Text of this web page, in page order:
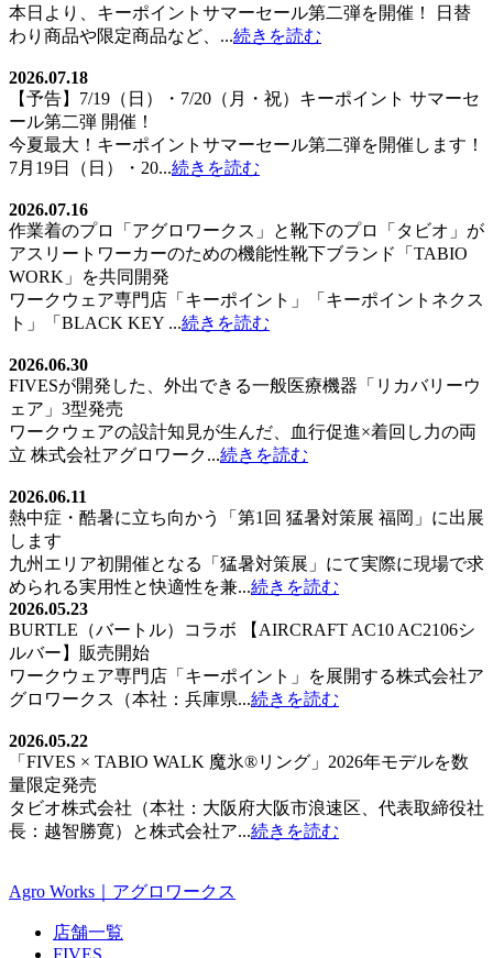
本日より、キーポイントサマーセール第二弾を開催！ 日替
わり商品や限定商品など、...続きを読む
2026.07.18
【予告】7/19（日）・7/20（月・祝）キーポイント サマーセ
ール第二弾 開催！
今夏最大！キーポイントサマーセール第二弾を開催します！
7月19日（日）・20...続きを読む
2026.07.16
作業着のプロ「アグロワークス」と靴下のプロ「タビオ」が
アスリートワーカーのための機能性靴下ブランド「TABIO
WORK」を共同開発
ワークウェア専門店「キーポイント」「キーポイントネクス
ト」「BLACK KEY ...続きを読む
2026.06.30
FIVESが開発した、外出できる一般医療機器「リカバリーウ
ェア」3型発売
ワークウェアの設計知見が生んだ、血行促進×着回し力の両
立 株式会社アグロワーク...続きを読む
2026.06.11
熱中症・酷暑に立ち向かう「第1回 猛暑対策展 福岡」に出展
します
九州エリア初開催となる「猛暑対策展」にて実際に現場で求
められる実用性と快適性を兼...続きを読む
2026.05.23
BURTLE（バートル）コラボ 【AIRCRAFT AC10 AC2106シ
ルバー】販売開始
ワークウェア専門店「キーポイント」を展開する株式会社ア
グロワークス（本社：兵庫県...続きを読む
2026.05.22
「FIVES × TABIO WALK 魔氷®️リング」2026年モデルを数
量限定発売
タビオ株式会社（本社：大阪府大阪市浪速区、代表取締役社
長：越智勝寛）と株式会社ア...続きを読む
Agro Works｜アグロワークス
店舗一覧
FIVES